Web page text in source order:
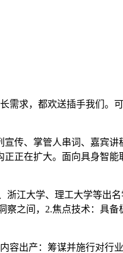
需求，都欢送插手我们。
传、掌管人串词、嘉宾讲
正在扩大。面向具身智
江大学、理工大学等出
之间，2.焦点技术：具
出产：筹谋并施行对行业